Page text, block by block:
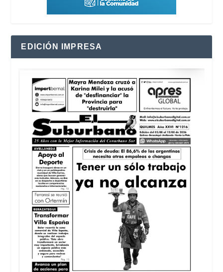
EDICIÓN IMPRESA